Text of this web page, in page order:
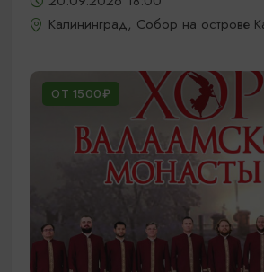
Калининград, Собор на острове
ОТ 1500₽